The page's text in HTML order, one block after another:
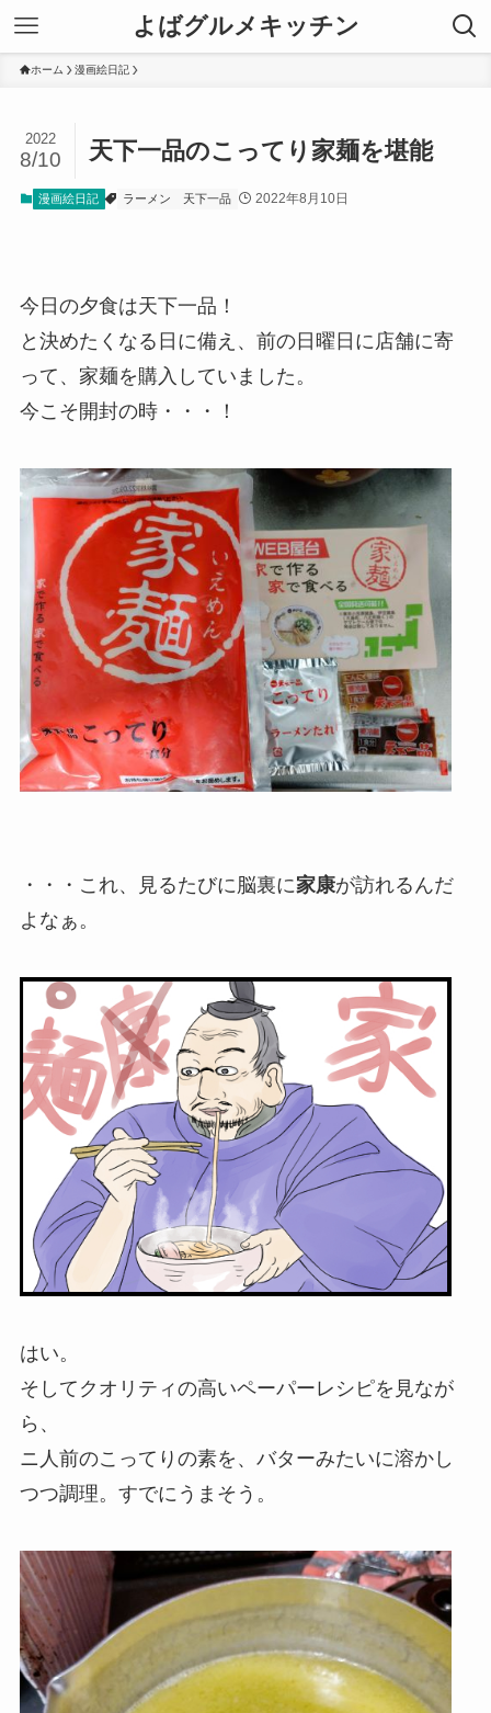
よばグルメキッチン
ホーム 漫画絵日記
天下一品のこってり家麺を堪能
2022
8/10
漫画絵日記 ラーメン 天下一品 2022年8月10日
今日の夕食は天下一品！
と決めたくなる日に備え、前の日曜日に店舗に寄
って、家麺を購入していました。
今こそ開封の時・・・！
・・・これ、見るたびに脳裏に家康が訪れるんだ
よなぁ。
はい。
そしてクオリティの高いペーパーレシピを見なが
ら、
ニ人前のこってりの素を、バターみたいに溶かし
つつ調理。すでにうまそう。